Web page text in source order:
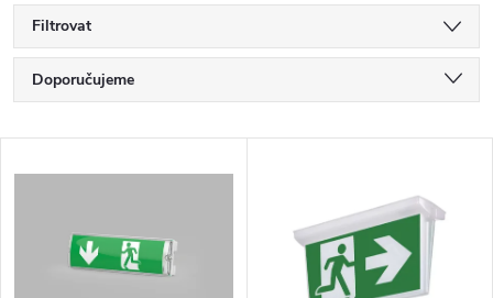
Filtrovat
Ř
a
z
Doporučujeme
Abecedně
V